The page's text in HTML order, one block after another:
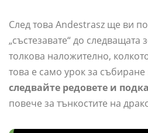
След това Andestrasz ще ви
„състезавате“ до следващата
толкова наложително,
това е само урок за
следвайте редовете и
повече за тънкостите на